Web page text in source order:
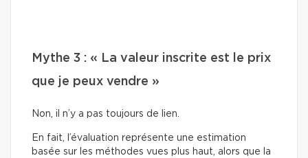
Mythe 3 : « La valeur inscrite est le prix
que je peux vendre »
Non, il n’y a pas toujours de lien.
En fait, l’évaluation représente une estimation
basée sur les méthodes vues plus haut, alors que la